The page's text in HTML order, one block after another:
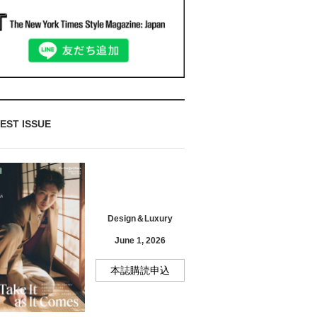
ISSUE
Design＆Luxury
June 1, 2026
本誌購読申込